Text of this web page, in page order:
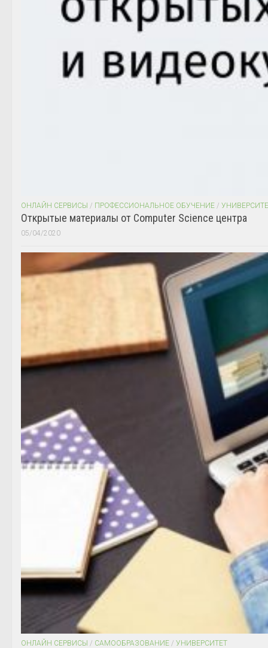
ОНЛАЙН СЕРВИСЫ / ПРОФЕССИОНАЛЬНОЕ ОБУЧЕНИЕ /
Открытые материалы от Computer Science центра
05/04/2020
ОНЛАЙН СЕРВИСЫ / САМООБРАЗОВАНИЕ / УНИВЕРСИТЕТ